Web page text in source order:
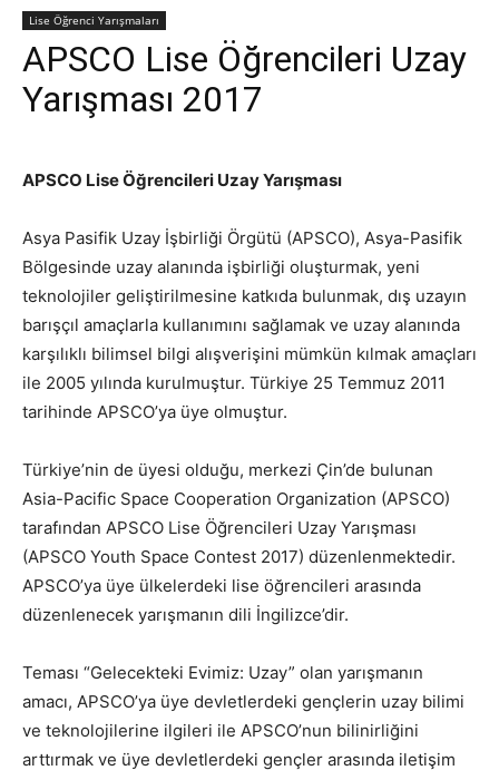
Lise Öğrenci Yarışmaları
APSCO Lise Öğrencileri Uzay
Yarışması 2017
APSCO Lise Öğrencileri Uzay Yarışması
Asya Pasifik Uzay İşbirliği Örgütü (APSCO), Asya-Pasifik
Bölgesinde uzay alanında işbirliği oluşturmak, yeni
teknolojiler geliştirilmesine katkıda bulunmak, dış uzayın
barışçıl amaçlarla kullanımını sağlamak ve uzay alanında
karşılıklı bilimsel bilgi alışverişini mümkün kılmak amaçları
ile 2005 yılında kurulmuştur. Türkiye 25 Temmuz 2011
tarihinde APSCO’ya üye olmuştur.
Türkiye’nin de üyesi olduğu, merkezi Çin’de bulunan
Asia-Pacific Space Cooperation Organization (APSCO)
tarafından APSCO Lise Öğrencileri Uzay Yarışması
(APSCO Youth Space Contest 2017) düzenlenmektedir.
APSCO’ya üye ülkelerdeki lise öğrencileri arasında
düzenlenecek yarışmanın dili İngilizce’dir.
Teması “Gelecekteki Evimiz: Uzay” olan yarışmanın
amacı, APSCO’ya üye devletlerdeki gençlerin uzay bilimi
ve teknolojilerine ilgileri ile APSCO’nun bilinirliğini
arttırmak ve üye devletlerdeki gençler arasında iletişim